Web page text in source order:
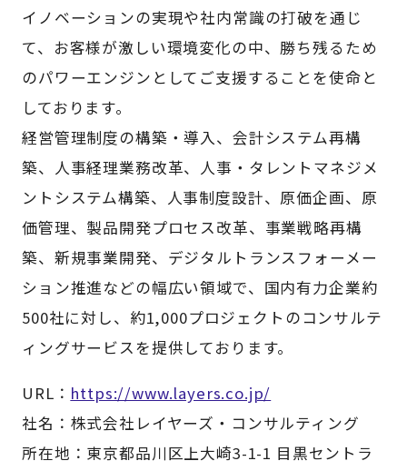
イノベーションの実現や社内常識の打破を通じ
て、お客様が激しい環境変化の中、勝ち残るため
のパワーエンジンとしてご支援することを使命と
しております。
経営管理制度の構築・導入、会計システム再構
築、人事経理業務改革、人事・タレントマネジメ
ントシステム構築、人事制度設計、原価企画、原
価管理、製品開発プロセス改革、事業戦略再構
築、新規事業開発、デジタルトランスフォーメー
ション推進などの幅広い領域で、国内有力企業約
500社に対し、約1,000プロジェクトのコンサルテ
ィングサービスを提供しております。
URL： https://www.layers.co.jp/
社名：株式会社レイヤーズ・コンサルティング
所在地：東京都品川区上大崎3-1-1 目黒セントラ